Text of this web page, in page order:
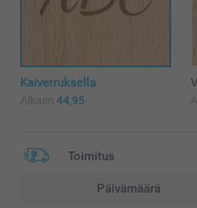
Kaiverruksella
Alkaen 44,95
Toimitus
Päivämäärä